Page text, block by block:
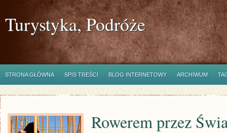
Turystyka, Podróże
STRONA GŁÓWNA SPIS TREŚCI BLOG INTERNETOWY ARCHIWUM
Rowerem przez